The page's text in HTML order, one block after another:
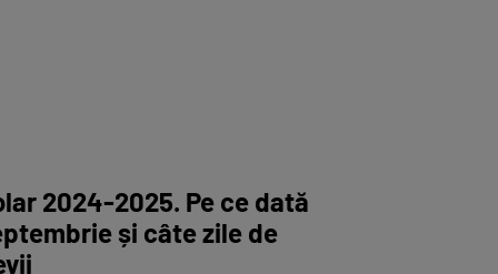
2024-2025. Pe ce dată
și câte zile de